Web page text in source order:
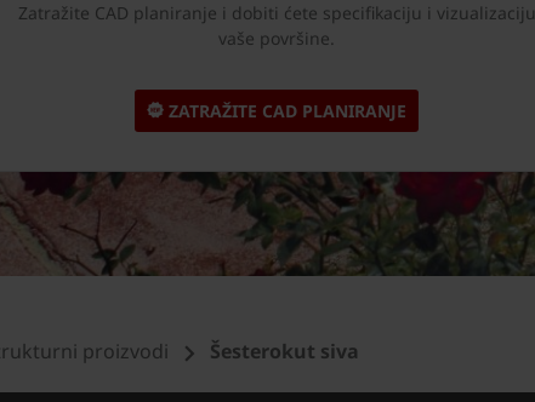
Zatražite CAD planiranje i dobiti ćete specifikaciju i vizualizaciju
vaše površine.
ZATRAŽITE CAD PLANIRANJE
proizvodi Šesterokut siva